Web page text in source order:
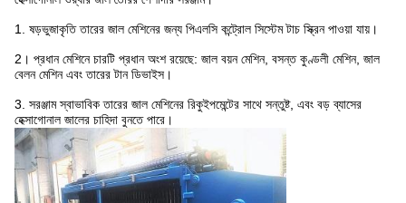
1. ষড়ভুজাকৃতি তারের জাল মেশিনের জন্য পিএলসি কন্ট্রোল সিস্টেম টাচ স্ক্রিন পাওয়া যায়।
2। প্রধান মেশিনে চারটি প্রধান অংশ রয়েছে: জাল বয়ন মেশিন, বসন্ত কুণ্ডলী মেশিন, জাল
বেলন মেশিন এবং তারের টান ডিভাইস।
3. সরঞ্জাম স্বাভাবিক তারের জাল মেশিনের রিকুইপমেন্টের সাথে সন্তুষ্ট, এবং বড় ব্যাসের
হেক্সাগোনাল জালের চাহিদা বুনতে পারে।